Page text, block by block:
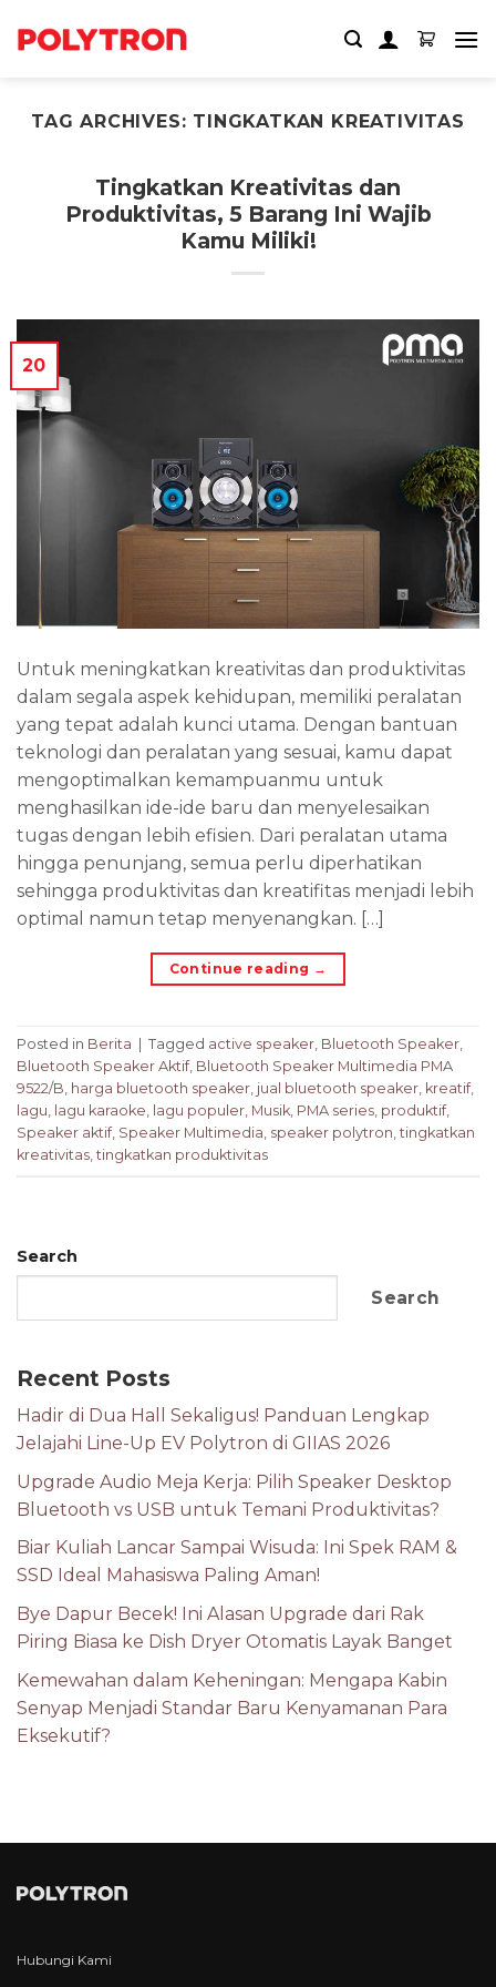
TAG ARCHIVES: TINGKATKAN KREATIVITAS
Tingkatkan Kreativitas dan
Produktivitas, 5 Barang Ini Wajib
Kamu Miliki!
20
Untuk meningkatkan kreativitas dan produktivitas
dalam segala aspek kehidupan, memiliki peralatan
yang tepat adalah kunci utama. Dengan bantuan
teknologi dan peralatan yang sesuai, kamu dapat
mengoptimalkan kemampuanmu untuk
menghasilkan ide-ide baru dan menyelesaikan
tugas dengan lebih efisien. Dari peralatan utama
hingga penunjang, semua perlu diperhatikan
sehingga produktivitas dan kreatifitas menjadi lebih
optimal namun tetap menyenangkan. […]
Continue reading →
Posted in Berita Tagged active speaker, Bluetooth Speaker,
Bluetooth Speaker Aktif, Bluetooth Speaker Multimedia PMA
9522/B, harga bluetooth speaker, jual bluetooth speaker, kreatif,
lagu, lagu karaoke, lagu populer, Musik, PMA series, produktif,
Speaker aktif, Speaker Multimedia, speaker polytron, tingkatkan
kreativitas, tingkatkan produktivitas
Search
Search
Recent Posts
Hadir di Dua Hall Sekaligus! Panduan Lengkap
Jelajahi Line-Up EV Polytron di GIIAS 2026
Upgrade Audio Meja Kerja: Pilih Speaker Desktop
Bluetooth vs USB untuk Temani Produktivitas?
Biar Kuliah Lancar Sampai Wisuda: Ini Spek RAM &
SSD Ideal Mahasiswa Paling Aman!
Bye Dapur Becek! Ini Alasan Upgrade dari Rak
Piring Biasa ke Dish Dryer Otomatis Layak Banget
Kemewahan dalam Keheningan: Mengapa Kabin
Senyap Menjadi Standar Baru Kenyamanan Para
Eksekutif?
Hubungi Kami